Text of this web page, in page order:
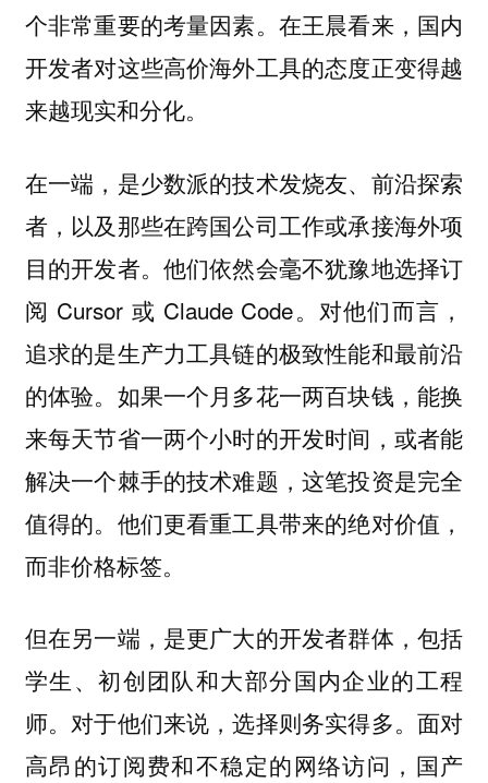
个非常重要的考量因素。在王晨看来，国内
开发者对这些高价海外工具的态度正变得越
来越现实和分化。
在一端，是少数派的技术发烧友、前沿探索
者，以及那些在跨国公司工作或承接海外项
目的开发者。他们依然会毫不犹豫地选择订
阅 Cursor 或 Claude Code。对他们而言，
追求的是生产力工具链的极致性能和最前沿
的体验。如果一个月多花一两百块钱，能换
来每天节省一两个小时的开发时间，或者能
解决一个棘手的技术难题，这笔投资是完全
值得的。他们更看重工具带来的绝对价值，
而非价格标签。
但在另一端，是更广大的开发者群体，包括
学生、初创团队和大部分国内企业的工程
师。对于他们来说，选择则务实得多。面对
高昂的订阅费和不稳定的网络访问，国产